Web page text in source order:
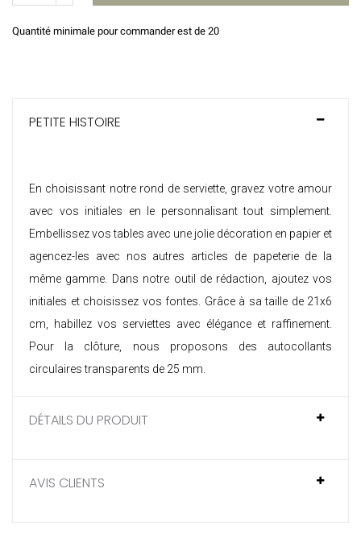
Quantité minimale pour commander est de 20
PETITE HISTOIRE
En choisissant notre rond de serviette, gravez votre amour
avec vos initiales en le personnalisant tout simplement.
Embellissez vos tables avec une jolie décoration en papier et
agencez-les avec nos autres articles de papeterie de la
même gamme. Dans notre outil de rédaction, ajoutez vos
initiales et choisissez vos fontes. Grâce à sa taille de 21x6
cm, habillez vos serviettes avec élégance et raffinement.
Pour la clôture, nous proposons des autocollants
circulaires transparents de 25 mm.
DÉTAILS DU PRODUIT
AVIS CLIENTS